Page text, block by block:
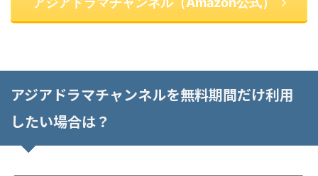
アジアドラマチャンネルを無料期間だけ利用
したい場合は？